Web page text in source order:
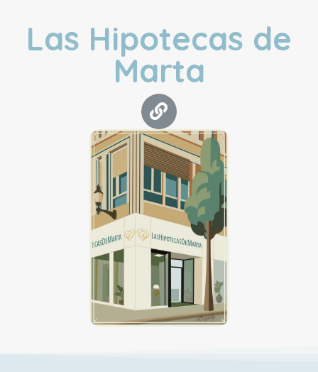
Las Hipotecas de
Marta